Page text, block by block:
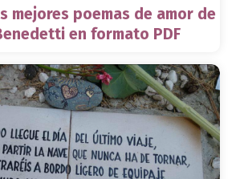
mejores poemas de amor de
en formato PDF